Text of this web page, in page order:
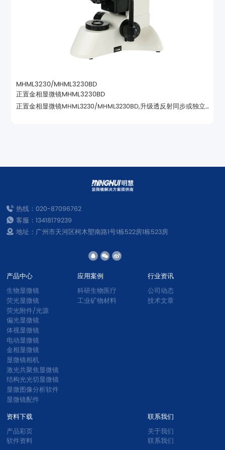
MHML3230/MHML3230BD
正置金相显微镜MHML3230BD
热线：020-87096762
客服：13418179239
地址：广州市天河区柯木塱南路1号1栋522房1栋523房
产品中心
生物显微镜
荧光显微镜
荧光附件/光源
偏光显微镜
体视显微镜
电动显微镜
金相显微镜
显微镜相机
激光共聚焦显微镜
结构光光切显微镜
显微图像分析软件
显微镜配件
应用案例
科研生物医疗
工业矿物材料
行业资讯
公司动态
技术文章
资料下载
产品彩页
软件资料
联系我们
关于我们
联系我们